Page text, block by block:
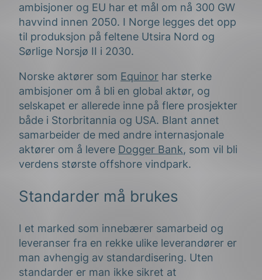
ambisjoner og EU har et mål om nå 300 GW
havvind innen 2050. I Norge legges det opp
til produksjon på feltene Utsira Nord og
Sørlige Norsjø II i 2030.
Norske aktører som Equinor har sterke
ambisjoner om å bli en global aktør, og
selskapet er allerede inne på flere prosjekter
både i Storbritannia og USA. Blant annet
samarbeider de med andre internasjonale
aktører om å levere Dogger Bank, som vil bli
verdens største offshore vindpark.
Standarder må brukes
I et marked som innebærer samarbeid og
leveranser fra en rekke ulike leverandører er
man avhengig av standardisering. Uten
standarder er man ikke sikret at